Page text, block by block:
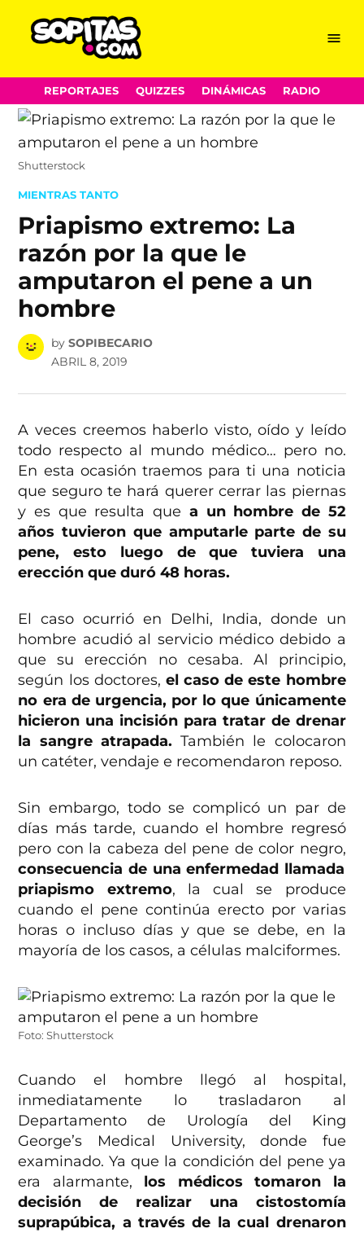
Skip
to
content
Menu
REPORTAJES QUIZZES DINÁMICAS RADIO
Shutterstock
POSTED
MIENTRAS TANTO
Priapismo extremo: La
razón por la que le
amputaron el pene a un
hombre
by SOPIBECARIO
ABRIL 8, 2019
A veces creemos haberlo visto, oído y leído
todo respecto al mundo médico… pero no.
En esta ocasión traemos para ti una noticia
que seguro te hará querer cerrar las piernas
y es que resulta que a un hombre de 52
años tuvieron que amputarle parte de su
pene, esto luego de que tuviera una
erección que duró 48 horas.
El caso ocurrió en Delhi, India, donde un
hombre acudió al servicio médico debido a
que su erección no cesaba. Al principio,
según los doctores, el caso de este hombre
no era de urgencia, por lo que únicamente
hicieron una incisión para tratar de drenar
la sangre atrapada. También le colocaron
un catéter, vendaje e recomendaron reposo.
Sin embargo, todo se complicó un par de
días más tarde, cuando el hombre regresó
pero con la cabeza del pene de color negro,
consecuencia de una enfermedad llamada
priapismo extremo, la cual se produce
cuando el pene continúa erecto por varias
horas o incluso días y que se debe, en la
mayoría de los casos, a células malciformes.
Foto: Shutterstock
Cuando el hombre llegó al hospital,
inmediatamente lo trasladaron al
Departamento de Urología del King
George’s Medical University, donde fue
examinado. Ya que la condición del pene ya
era alarmante, los médicos tomaron la
decisión de realizar una cistostomía
suprapúbica, a través de la cual drenaron